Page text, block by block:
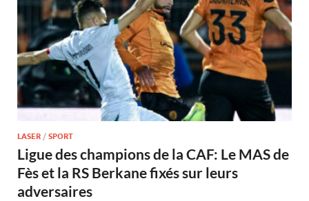
LASER / SPORT
Ligue des champions de la CAF: Le MAS de
Fès et la RS Berkane fixés sur leurs
adversaires